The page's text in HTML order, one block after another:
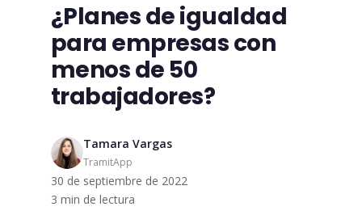
¿Planes de igualdad
para empresas con
menos de 50
trabajadores?
Tamara Vargas
TramitApp
30 de septiembre de 2022
3 min de lectura